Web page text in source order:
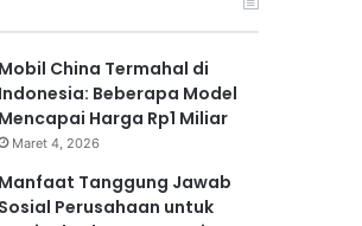
Mobil China Termahal di
Indonesia: Beberapa Model
Mencapai Harga Rp1 Miliar
Maret 4, 2026
Manfaat Tanggung Jawab
Sosial Perusahaan untuk